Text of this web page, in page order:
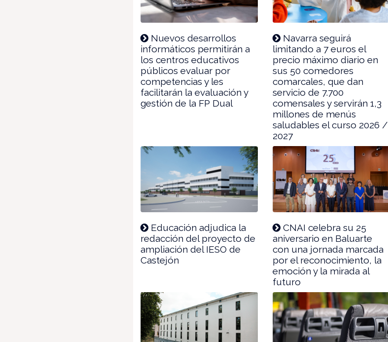
Nuevos desarrollos
informáticos permitirán a
los centros educativos
públicos evaluar por
competencias y les
facilitarán la evaluación y
gestión de la FP Dual
Navarra seguirá
limitando a 7 euros el
precio máximo diario en
sus 50 comedores
comarcales, que dan
servicio de 7.700
comensales y servirán 1,3
millones de menús
saludables el curso 2026 /
2027
Educación adjudica la
redacción del proyecto de
ampliación del IESO de
Castejón
CNAI celebra su 25
aniversario en Baluarte
con una jornada marcada
por el reconocimiento, la
emoción y la mirada al
futuro